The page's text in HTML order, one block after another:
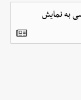
به نمایش